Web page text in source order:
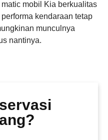
mobil Kia berkualitas
kendaraan tetap
munculnya
nantinya.